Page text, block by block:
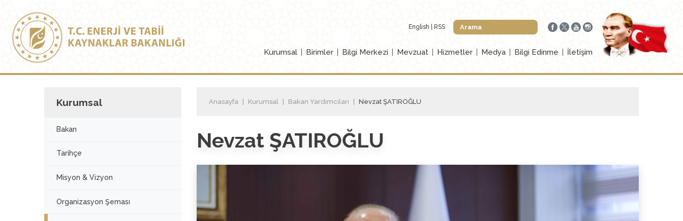
English RSS
Kurumsal Birimler Bilgi Merkezi Mevzuat Hizmetler Medya Bilgi Edinme İletişim
Kurumsal
Bakan
Tarihçe
Misyon & Vizyon
Organizasyon Şeması
Anasayfa Kurumsal Bakan Yardımcıları Nevzat ŞATIROĞLU
Nevzat ŞATIROĞLU